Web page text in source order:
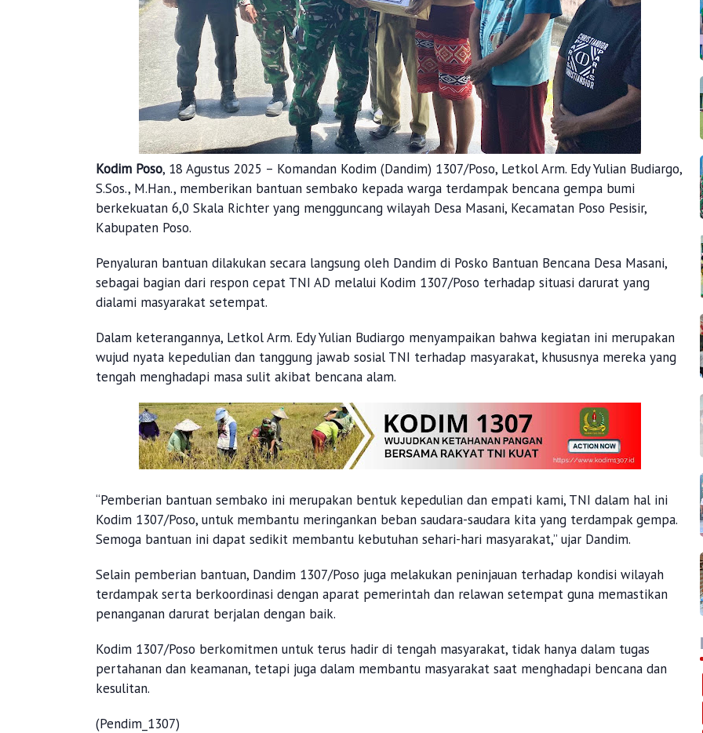
Kodim Poso, 18 Agustus 2025 – Komandan Kodim (Dandim) 1307/Poso, Letkol Arm. Edy Yulian Budiargo,
S.Sos., M.Han., memberikan bantuan sembako kepada warga terdampak bencana gempa bumi
berkekuatan 6,0 Skala Richter yang mengguncang wilayah Desa Masani, Kecamatan Poso Pesisir,
Kabupaten Poso.
Penyaluran bantuan dilakukan secara langsung oleh Dandim di Posko Bantuan Bencana Desa Masani,
sebagai bagian dari respon cepat TNI AD melalui Kodim 1307/Poso terhadap situasi darurat yang
dialami masyarakat setempat.
Dalam keterangannya, Letkol Arm. Edy Yulian Budiargo menyampaikan bahwa kegiatan ini merupakan
wujud nyata kepedulian dan tanggung jawab sosial TNI terhadap masyarakat, khususnya mereka yang
tengah menghadapi masa sulit akibat bencana alam.
“Pemberian bantuan sembako ini merupakan bentuk kepedulian dan empati kami, TNI dalam hal ini
Kodim 1307/Poso, untuk membantu meringankan beban saudara-saudara kita yang terdampak gempa.
Semoga bantuan ini dapat sedikit membantu kebutuhan sehari-hari masyarakat,” ujar Dandim.
Selain pemberian bantuan, Dandim 1307/Poso juga melakukan peninjauan terhadap kondisi wilayah
terdampak serta berkoordinasi dengan aparat pemerintah dan relawan setempat guna memastikan
penanganan darurat berjalan dengan baik.
Kodim 1307/Poso berkomitmen untuk terus hadir di tengah masyarakat, tidak hanya dalam tugas
pertahanan dan keamanan, tetapi juga dalam membantu masyarakat saat menghadapi bencana dan
kesulitan.
(Pendim_1307)